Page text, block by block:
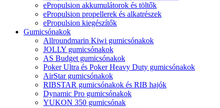
ePropulsion akkumulátorok és töltők
ePropulsion propellerek és alkatrészek
ePropulsion kiegészítők
Gumicsónakok
Allroundmarin Kiwi gumicsónakok
JOLLY gumicsónakok
AS Budget gumicsónakok
Poker Ultra és Poker Heavy Duty gumicsónakok
AirStar gumicsónakok
RIBSTAR gumicsónakok és RIB hajók
Dynamic Pro gumicsónakok
YUKON 350 gumicsónak